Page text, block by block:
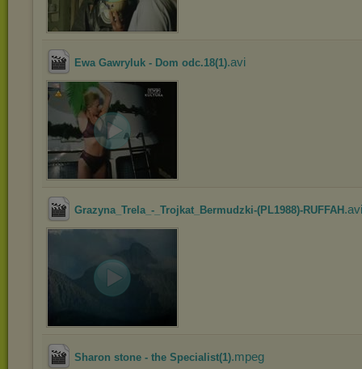
Ewa Gawryluk - Dom odc.18(1).avi
Grazyna_Trela_-_Trojkat_Bermudzki-(PL1988)-RUFFAH .avi
Sharon stone - the Specialist(1).mpeg